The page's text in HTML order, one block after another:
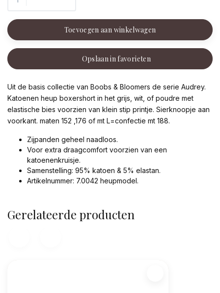
Toevoegen aan winkelwagen
Opslaan in favorieten
Uit de basis collectie van Boobs & Bloomers de serie Audrey.
Katoenen heup boxershort in het grijs, wit, of poudre met
elastische bies voorzien van klein stip printje. Sierknoopje aan
voorkant. maten 152 ,176 of mt L=confectie mt 188.
Zijpanden geheel naadloos.
Voor extra draagcomfort voorzien van een
katoenenkruisje.
Samenstelling: 95% katoen & 5% elastan.
Artikelnummer: 7.0042 heupmodel.
Gerelateerde producten